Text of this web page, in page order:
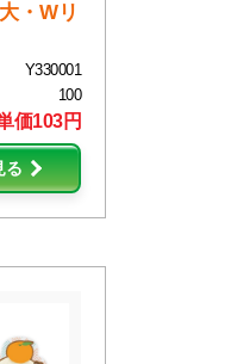
・Wリ
Y330001
100
価103円
る